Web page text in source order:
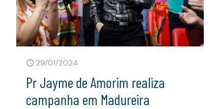
29/01/2024
Pr Jayme de Amorim realiza
campanha em Madureira